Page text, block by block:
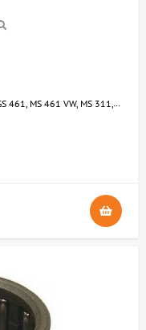
044, 046, MS 440, MS 460 R, 046 WVH, 046 W, 044 W, 044 C, 046 BR